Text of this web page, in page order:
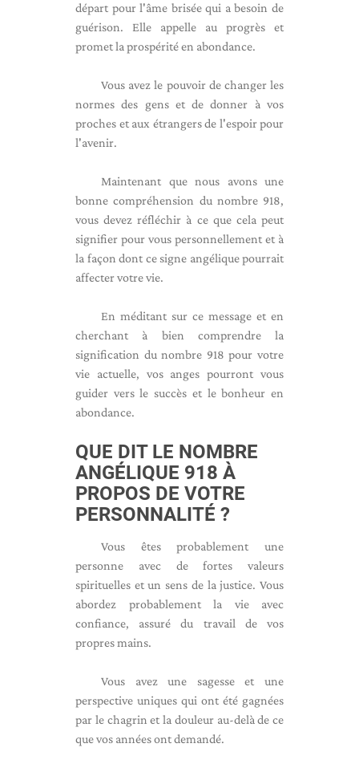
départ pour l'âme brisée qui a besoin de
guérison. Elle appelle au progrès et
promet la prospérité en abondance.
Vous avez le pouvoir de changer les
normes des gens et de donner à vos
proches et aux étrangers de l'espoir pour
l'avenir.
Maintenant que nous avons une
bonne compréhension du nombre 918,
vous devez réfléchir à ce que cela peut
signifier pour vous personnellement et à
la façon dont ce signe angélique pourrait
affecter votre vie.
En méditant sur ce message et en
cherchant à bien comprendre la
signification du nombre 918 pour votre
vie actuelle, vos anges pourront vous
guider vers le succès et le bonheur en
abondance.
QUE DIT LE NOMBRE
ANGÉLIQUE 918 À
PROPOS DE VOTRE
PERSONNALITÉ ?
Vous êtes probablement une
personne avec de fortes valeurs
spirituelles et un sens de la justice. Vous
abordez probablement la vie avec
confiance, assuré du travail de vos
propres mains.
Vous avez une sagesse et une
perspective uniques qui ont été gagnées
par le chagrin et la douleur au-delà de ce
que vos années ont demandé.